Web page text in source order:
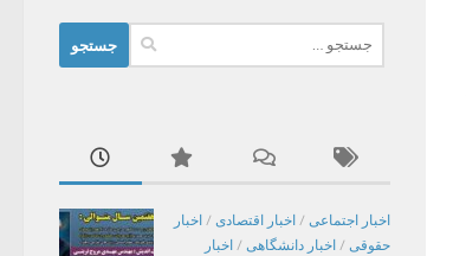
برای:
اخبار اجتماعی / اخبار اقتصادی / اخبار
حقوقی / اخبار دانشگاهی / اخبار